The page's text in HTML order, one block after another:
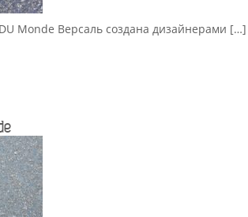
Monde Версаль создана дизайнерами […]